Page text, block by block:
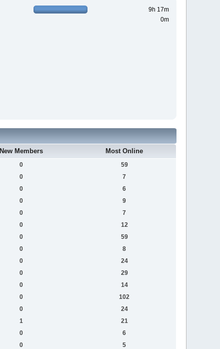
9h 17m
0m
New Members Most Online
0
59
0
7
0
6
0
9
0
7
0
12
0
59
0
8
0
24
0
29
0
14
0
102
0
24
1
21
0
6
0
5